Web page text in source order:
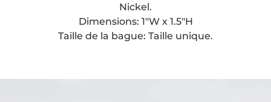
Nickel.
Dimensions: 1″W x 1.5″H
Taille de la bague: Taille unique.